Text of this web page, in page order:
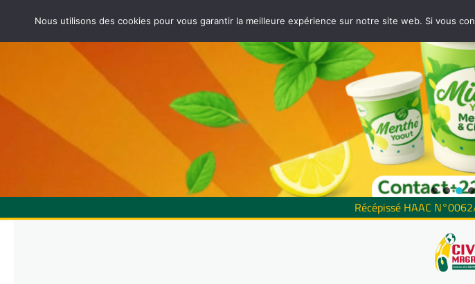
Récépissé HAAC
Nous utilisons des cookies pour vous garantir la meilleure expérience sur notre site web. Si vous